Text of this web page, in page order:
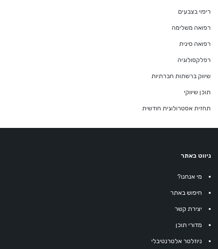
ריפוי בצבעים
רפואה משלימה
רפואה סינית
רפלקסולוגיה
שיווק ברשתות חברתיות
תוכן שיווקי
תחזית אסטרולוגית חודשית
ניווט באתר
מי אנחנו?
חיפוש באתר
יצירת קשר
מדורי תוכן
ניוזלטר אלטרנטיבלי